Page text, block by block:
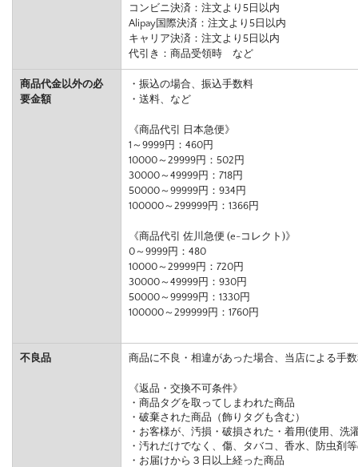
コンビニ決済：注文より5日以内
Alipay国際決済：注文より5日以内
キャリア決済：注文より5日以内
代引き：商品受領時 など
商品代金以外の必
要金額
・振込の場合、振込手数料
・送料、など
《商品代引 日本急便》
1～9999円：460円
10000～29999円：502円
30000～49999円：718円
50000～99999円：934円
100000～299999円：1366円
《商品代引 佐川急便 (e-コレクト)》
0～9999円：480
10000～29999円：720円
30000～49999円：930円
50000～99999円：1330円
100000～299999円：1760円
不良品 商品に不良・相違があった場合、当店による手
《返品・交換不可条件》
・商品タグを取ってしまわれた商品
・破棄された商品（飾りタグも含む）
・お客様が、汚損・破損された・着用(使用、洗
・汚れだけでなく、傷、タバコ、香水、防虫剤
・お届けから３日以上経った商品